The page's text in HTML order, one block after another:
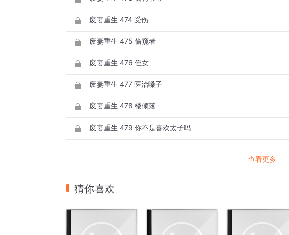
废妻重生 474 受伤
废妻重生 475 偷窥者
废妻重生 476 侄女
废妻重生 477 医治嗓子
废妻重生 478 楼倾落
废妻重生 479 你不是喜欢太子吗
查看更多
猜你喜欢